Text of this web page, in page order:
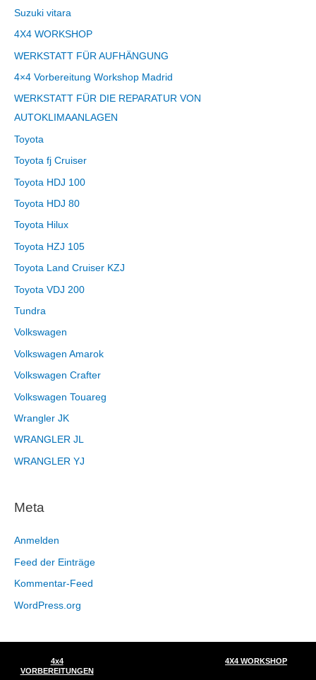
Suzuki vitara
4X4 WORKSHOP
WERKSTATT FÜR AUFHÄNGUNG
4×4 Vorbereitung Workshop Madrid
WERKSTATT FÜR DIE REPARATUR VON
AUTOKLIMAANLAGEN
Toyota
Toyota fj Cruiser
Toyota HDJ 100
Toyota HDJ 80
Toyota Hilux
Toyota HZJ 105
Toyota Land Cruiser KZJ
Toyota VDJ 200
Tundra
Volkswagen
Volkswagen Amarok
Volkswagen Crafter
Volkswagen Touareg
Wrangler JK
WRANGLER JL
WRANGLER YJ
Meta
Anmelden
Feed der Einträge
Kommentar-Feed
WordPress.org
4x4
VORBEREITUNGEN
4X4 WORKSHOP